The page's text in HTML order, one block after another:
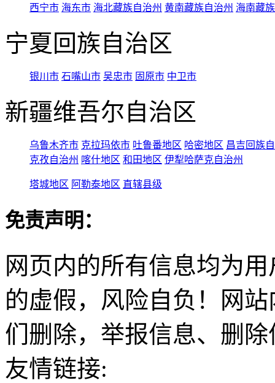
西宁市 海东市 海北藏族自治州 黄南藏族自治州 海南藏
宁夏回族自治区
银川市 石嘴山市 吴忠市 固原市 中卫市
新疆维吾尔自治区
乌鲁木齐市 克拉玛依市 吐鲁番地区 哈密地区 昌吉回族
克孜自治州 喀什地区 和田地区 伊犁哈萨克自治州
塔城地区 阿勒泰地区 直辖县级
免责声明：
网页内的所有信息均为
的虚假，风险自负！网
们删除，举报信息、删
友情链接: